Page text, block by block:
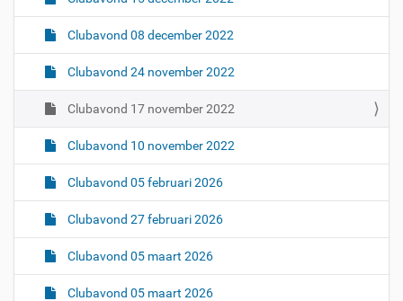
Clubavond 08 december 2022
Clubavond 24 november 2022
Clubavond 17 november 2022
Clubavond 10 november 2022
Clubavond 05 februari 2026
Clubavond 27 februari 2026
Clubavond 05 maart 2026
Clubavond 05 maart 2026